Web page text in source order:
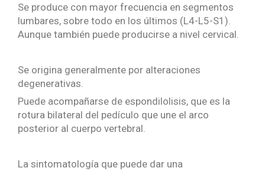
Se produce con mayor frecuencia en segmentos
lumbares, sobre todo en los últimos (L4-L5-S1).
Aunque también puede producirse a nivel cervical.
Se origina generalmente por alteraciones
degenerativas.
Puede acompañarse de espondilolisis, que es la
rotura bilateral del pedículo que une el arco
posterior al cuerpo vertebral.
La sintomatología que puede dar una